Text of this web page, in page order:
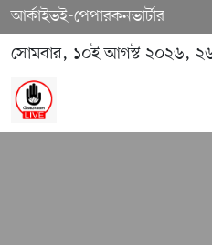
আর্কাইভই-পেপারকনভার্টার
সোমবার, ১০ই আগস্ট ২০২৬,